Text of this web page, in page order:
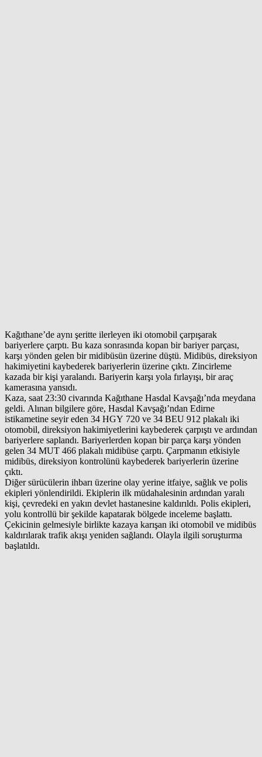
Kağıthane’de aynı şeritte ilerleyen iki otomobil çarpışarak
bariyerlere çarptı. Bu kaza sonrasında kopan bir bariyer parçası,
karşı yönden gelen bir midibüsün üzerine düştü. Midibüs, direksiyon
hakimiyetini kaybederek bariyerlerin üzerine çıktı. Zincirleme
kazada bir kişi yaralandı. Bariyerin karşı yola fırlayışı, bir araç
kamerasına yansıdı.
Kaza, saat 23:30 civarında Kağıthane Hasdal Kavşağı’nda meydana
geldi. Alınan bilgilere göre, Hasdal Kavşağı’ndan Edirne
istikametine seyir eden 34 HGY 720 ve 34 BEU 912 plakalı iki
otomobil, direksiyon hakimiyetlerini kaybederek çarpıştı ve ardından
bariyerlere saplandı. Bariyerlerden kopan bir parça karşı yönden
gelen 34 MUT 466 plakalı midibüse çarptı. Çarpmanın etkisiyle
midibüs, direksiyon kontrolünü kaybederek bariyerlerin üzerine
çıktı.
Diğer sürücülerin ihbarı üzerine olay yerine itfaiye, sağlık ve polis
ekipleri yönlendirildi. Ekiplerin ilk müdahalesinin ardından yaralı
kişi, çevredeki en yakın devlet hastanesine kaldırıldı. Polis ekipleri,
yolu kontrollü bir şekilde kapatarak bölgede inceleme başlattı.
Çekicinin gelmesiyle birlikte kazaya karışan iki otomobil ve midibüs
kaldırılarak trafik akışı yeniden sağlandı. Olayla ilgili soruşturma
başlatıldı.